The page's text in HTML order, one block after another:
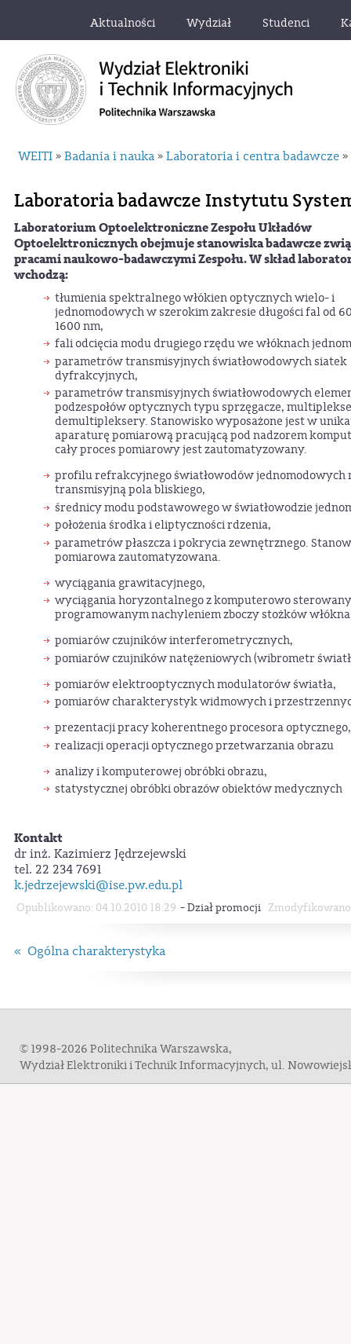
Aktualności Wydział Studenci
WEITI » Badania i nauka » Laboratoria i centra badawcze »
Laboratoria badawcze Instytutu
Laboratorium Optoelektroniczne Zespołu Układów
Optoelektronicznych obejmuje stanowiska badawcze
pracami naukowo-badawczymi Zespołu. W skład
wchodzą:
tłumienia spektralnego włókien optycznych wielo- i
jednomodowych w szerokim zakresie długości fal od
1600 nm,
fali odcięcia modu drugiego rzędu we włóknach
parametrów transmisyjnych światłowodowych siatek
dyfrakcyjnych,
parametrów transmisyjnych światłowodowych
podzespołów optycznych typu sprzęgacze,
demultipleksery. Stanowisko wyposażone jest w
aparaturę pomiarową pracującą pod nadzorem
cały proces pomiarowy jest zautomatyzowany.
profilu refrakcyjnego światłowodów jednomodowych
transmisyjną pola bliskiego,
średnicy modu podstawowego w światłowodzie
położenia środka i eliptyczności rdzenia,
parametrów płaszcza i pokrycia zewnętrznego.
pomiarowa zautomatyzowana.
wyciągania grawitacyjnego,
wyciągania horyzontalnego z komputerowo
programowanym nachyleniem zboczy stożków
pomiarów czujników interferometrycznych,
pomiarów czujników natężeniowych (wibrometr
pomiarów elektrooptycznych modulatorów światła,
pomiarów charakterystyk widmowych i
prezentacji pracy koherentnego procesora optycznego,
realizacji operacji optycznego przetwarzania obrazu
analizy i komputerowej obróbki obrazu,
statystycznej obróbki obrazów obiektów medycznych
Kontakt
dr inż. Kazimierz Jędrzejewski
tel. 22 234 7691
k.jedrzejewski@ise.pw.edu.pl
Opublikowano: 04.10.2010 18:29 -Dział promocji
« Ogólna charakterystyka
© 1998-2026 Politechnika Warszawska,
Wydział Elektroniki i Technik Informacyjnych, ul.